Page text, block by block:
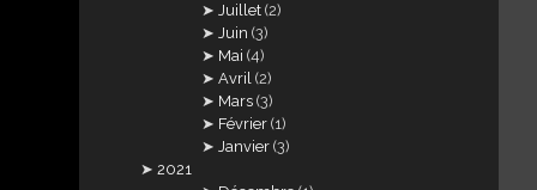
Juillet (2)
Juin (3)
Mai (4)
Avril (2)
Mars (3)
Février (1)
Janvier (3)
2021